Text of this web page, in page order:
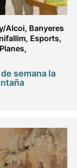
Alcoi, Banyeres
, Esports,
Planes,
semana la